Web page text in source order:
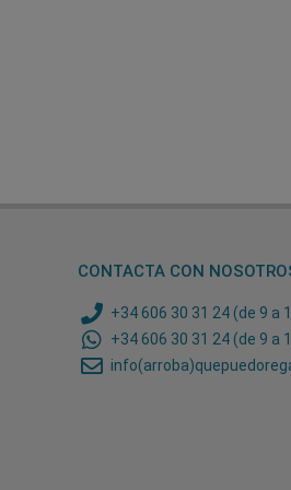
CONTACTA CON
+34 606 30 31 24 (de 9 a
+34 606 30 31 24 (de 9 a